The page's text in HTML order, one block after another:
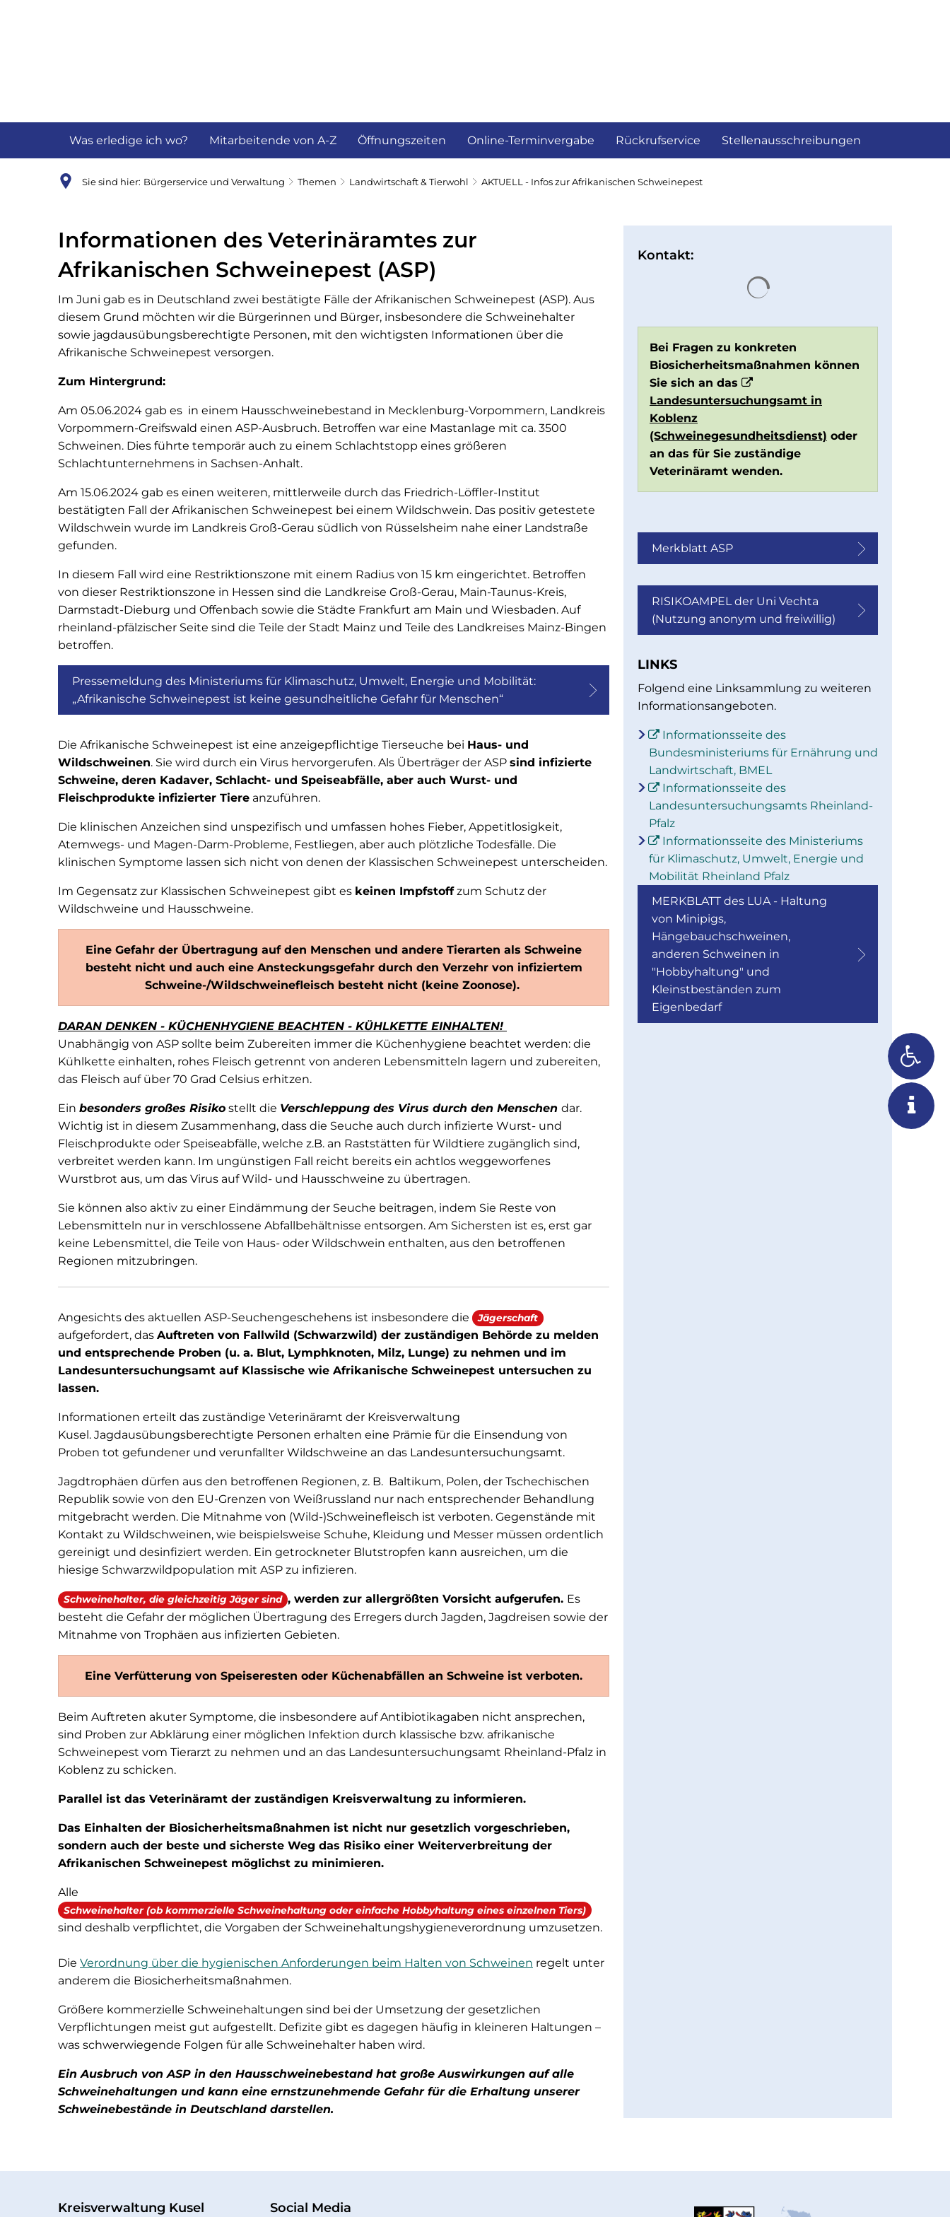
Was erledige ich wo? Mitarbeitende von A-Z Öffnungszeiten Online-Terminvergabe Rückrufservice Stellenausschreibungen
Sie sind hier: Bürgerservice und Verwaltung Themen Landwirtschaft & Tierwohl AKTUELL - Infos zur Afrikanischen Schweinepest
Informationen des Veterinäramtes zur
Afrikanischen Schweinepest (ASP)
Im Juni gab es in Deutschland zwei bestätigte Fälle der Afrikanischen Schweinepest (ASP). Aus
diesem Grund möchten wir die Bürgerinnen und Bürger, insbesondere die Schweinehalter
sowie jagdausübungsberechtigte Personen, mit den wichtigsten Informationen über die
Afrikanische Schweinepest versorgen.
Zum Hintergrund:
Am 05.06.2024 gab es in einem Hausschweinebestand in Mecklenburg-Vorpommern, Landkreis
Vorpommern-Greifswald einen ASP-Ausbruch. Betroffen war eine Mastanlage mit ca. 3500
Schweinen. Dies führte temporär auch zu einem Schlachtstopp eines größeren
Schlachtunternehmens in Sachsen-Anhalt.
Am 15.06.2024 gab es einen weiteren, mittlerweile durch das Friedrich-Löffler-Institut
bestätigten Fall der Afrikanischen Schweinepest bei einem Wildschwein. Das positiv getestete
Wildschwein wurde im Landkreis Groß-Gerau südlich von Rüsselsheim nahe einer Landstraße
gefunden.
In diesem Fall wird eine Restriktionszone mit einem Radius von 15 km eingerichtet. Betroffen
von dieser Restriktionszone in Hessen sind die Landkreise Groß-Gerau, Main-Taunus-Kreis,
Darmstadt-Dieburg und Offenbach sowie die Städte Frankfurt am Main und Wiesbaden. Auf
rheinland-pfälzischer Seite sind die Teile der Stadt Mainz und Teile des Landkreises Mainz-Bingen
betroffen.
Pressemeldung des Ministeriums für Klimaschutz, Umwelt, Energie und Mobilität:
„Afrikanische Schweinepest ist keine gesundheitliche Gefahr für Menschen“
Die Afrikanische Schweinepest ist eine anzeigepflichtige Tierseuche bei Haus- und
Wildschweinen. Sie wird durch ein Virus hervorgerufen. Als Überträger der ASP sind infizierte
Schweine, deren Kadaver, Schlacht- und Speiseabfälle, aber auch Wurst- und
Fleischprodukte infizierter Tiere anzuführen.
Die klinischen Anzeichen sind unspezifisch und umfassen hohes Fieber, Appetitlosigkeit,
Atemwegs- und Magen-Darm-Probleme, Festliegen, aber auch plötzliche Todesfälle. Die
klinischen Symptome lassen sich nicht von denen der Klassischen Schweinepest unterscheiden.
Im Gegensatz zur Klassischen Schweinepest gibt es keinen Impfstoffzum Schutz der
Wildschweine und Hausschweine.
Eine Gefahr der Übertragung auf den Menschen und andere Tierarten als Schweine
besteht nicht und auch eine Ansteckungsgefahr durch den Verzehr von infiziertem
Schweine-/Wildschweinefleisch besteht nicht (keine Zoonose).
DARAN DENKEN - KÜCHENHYGIENE BEACHTEN - KÜHLKETTE EINHALTEN!
Unabhängig von ASP sollte beim Zubereiten immer die Küchenhygiene beachtet werden: die
Kühlkette einhalten, rohes Fleisch getrennt von anderen Lebensmitteln lagern und zubereiten,
das Fleisch auf über 70 Grad Celsius erhitzen.
Ein besonders großes Risiko stellt die Verschleppung des Virus durch den Menschen dar.
Wichtig ist in diesem Zusammenhang, dass die Seuche auch durch infizierte Wurst- und
Fleischprodukte oder Speiseabfälle, welche z.B. an Raststätten für Wildtiere zugänglich sind,
verbreitet werden kann. Im ungünstigen Fall reicht bereits ein achtlos weggeworfenes
Wurstbrot aus, um das Virus auf Wild- und Hausschweine zu übertragen.
Sie können also aktiv zu einer Eindämmung der Seuche beitragen, indem Sie Reste von
Lebensmitteln nur in verschlossene Abfallbehältnisse entsorgen. Am Sichersten ist es, erst gar
keine Lebensmittel, die Teile von Haus- oder Wildschwein enthalten, aus den betroffenen
Regionen mitzubringen.
Angesichts des aktuellen ASP-Seuchengeschehens ist insbesondere die Jägerschaft
aufgefordert, das Auftreten von Fallwild (Schwarzwild) der zuständigen Behörde zu melden
und entsprechende Proben (u. a. Blut, Lymphknoten, Milz, Lunge) zu nehmen und im
Landesuntersuchungsamt auf Klassische wie Afrikanische Schweinepest untersuchen zu
lassen.
Informationen erteilt das zuständige Veterinäramt der Kreisverwaltung
Kusel. Jagdausübungsberechtigte Personen erhalten eine Prämie für die Einsendung von
Proben tot gefundener und verunfallter Wildschweine an das Landesuntersuchungsamt.
Jagdtrophäen dürfen aus den betroffenen Regionen, z. B. Baltikum, Polen, der Tschechischen
Republik sowie von den EU-Grenzen von Weißrussland nur nach entsprechender Behandlung
mitgebracht werden. Die Mitnahme von (Wild-)Schweinefleisch ist verboten. Gegenstände mit
Kontakt zu Wildschweinen, wie beispielsweise Schuhe, Kleidung und Messer müssen ordentlich
gereinigt und desinfiziert werden. Ein getrockneter Blutstropfen kann ausreichen, um die
hiesige Schwarzwildpopulation mit ASP zu infizieren.
Schweinehalter, die gleichzeitig Jäger sind , werden zur allergrößten Vorsicht aufgerufen. Es
besteht die Gefahr der möglichen Übertragung des Erregers durch Jagden, Jagdreisen sowie der
Mitnahme von Trophäen aus infizierten Gebieten.
Eine Verfütterung von Speiseresten oder Küchenabfällen an Schweine ist verboten.
Beim Auftreten akuter Symptome, die insbesondere auf Antibiotikagaben nicht ansprechen,
sind Proben zur Abklärung einer möglichen Infektion durch klassische bzw. afrikanische
Schweinepest vom Tierarzt zu nehmen und an das Landesuntersuchungsamt Rheinland-Pfalz in
Koblenz zu schicken.
Parallel ist das Veterinäramt der zuständigen Kreisverwaltung zu informieren.
Das Einhalten der Biosicherheitsmaßnahmen ist nicht nur gesetzlich vorgeschrieben,
sondern auch der beste und sicherste Weg das Risiko einer Weiterverbreitung der
Afrikanischen Schweinepest möglichst zu minimieren.
Alle
Schweinehalter (ob kommerzielle Schweinehaltung oder einfache Hobbyhaltung eines einzelnen Tiers)
sind deshalb verpflichtet, die Vorgaben der Schweinehaltungshygieneverordnung umzusetzen.
Die Verordnung über die hygienischen Anforderungen beim Halten von Schweinen regelt unter
anderem die Biosicherheitsmaßnahmen.
Größere kommerzielle Schweinehaltungen sind bei der Umsetzung der gesetzlichen
Verpflichtungen meist gut aufgestellt. Defizite gibt es dagegen häufig in kleineren Haltungen –
was schwerwiegende Folgen für alle Schweinehalter haben wird.
Ein Ausbruch von ASP in den Hausschweinebestand hat große Auswirkungen auf alle
Schweinehaltungen und kann eine ernstzunehmende Gefahr für die Erhaltung unserer
Schweinebestände in Deutschland darstellen.
Kontakt:
Bei Fragen zu konkreten
Biosicherheitsmaßnahmen können
Sie sich an das
Landesuntersuchungsamt in
Koblenz
(Schweinegesundheitsdienst) oder
an das für Sie zuständige
Veterinäramt wenden.
Merkblatt ASP
RISIKOAMPEL der Uni Vechta
(Nutzung anonym und freiwillig)
LINKS
Folgend eine Linksammlung zu weiteren
Informationsangeboten.
Informationsseite des
Bundesministeriums für Ernährung und
Landwirtschaft, BMEL
Informationsseite des
Landesuntersuchungsamts Rheinland-
Pfalz
Informationsseite des Ministeriums
für Klimaschutz, Umwelt, Energie und
Mobilität Rheinland Pfalz
MERKBLATT des LUA - Haltung
von Minipigs,
Hängebauchschweinen,
anderen Schweinen in
"Hobbyhaltung" und
Kleinstbeständen zum
Eigenbedarf
Kreisverwaltung Kusel Social Media